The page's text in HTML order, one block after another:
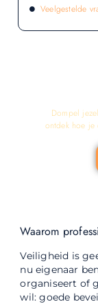
Waarom
Veiligheid is
nu eigenaar
organiseert of
wil: goede
Veelgestelde
Dompel
ontdek hoe je